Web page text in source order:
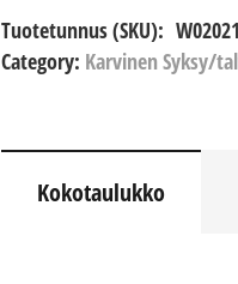
Tuotetunnus (SKU):
Category: Karvinen Syksy/
Kokotaulukko